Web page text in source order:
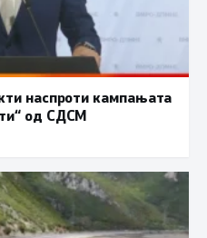
наспроти кампањата
од СДСM